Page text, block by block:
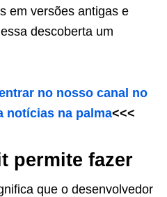
em versões antigas e
descoberta um
no nosso canal no
notícias na palma<<<
permite fazer
que o desenvolvedor